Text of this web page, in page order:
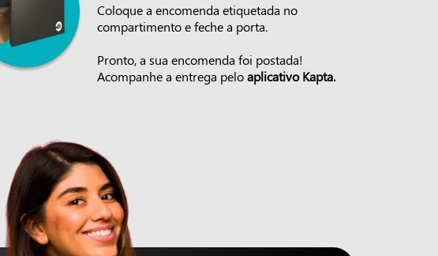
Coloque a encomenda etiquetada no
compartimento e feche a porta.
Pronto, a sua encomenda foi postada!
Acompanhe a entrega peloaplicativo Kapta.